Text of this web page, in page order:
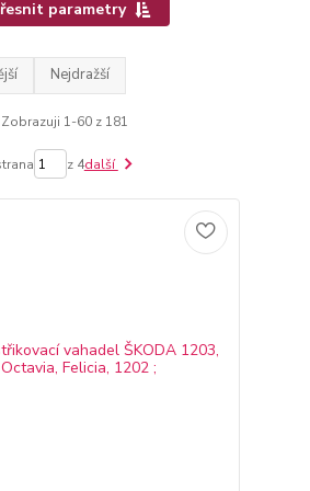
parametry
Nejdražší
Zobrazuji 1-60 z 181
z 4další